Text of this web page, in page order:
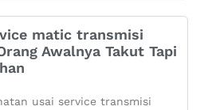
matic transmisi
Awalnya Takut Tapi
usai service transmisi